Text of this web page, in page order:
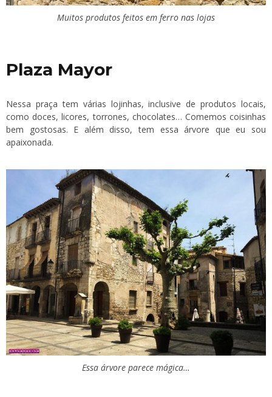
Muitos produtos feitos em ferro nas lojas
Plaza Mayor
Nessa praça tem várias lojinhas, inclusive de produtos locais,
como doces, licores, torrones, chocolates… Comemos coisinhas
bem gostosas. E além disso, tem essa árvore que eu sou
apaixonada.
Essa árvore parece mágica…